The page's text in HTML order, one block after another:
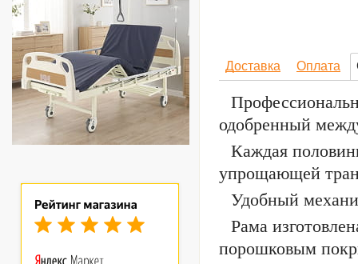
Доставка Оплата
одобренный
Каждая
упрощающей
Удобный
Рама
порошковым